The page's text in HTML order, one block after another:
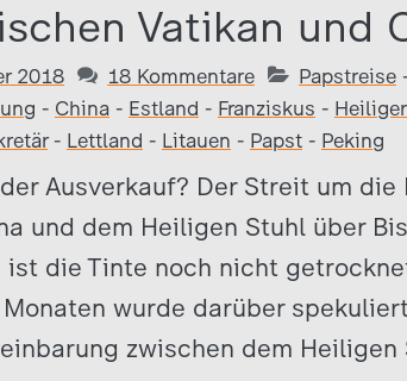
Vatikan und
2018 18 Kommentare Papstreise
- China - Estland - Franziskus -
- Lettland - Litauen - Papst - Peking
Ausverkauf? Der Streit um
und dem Heiligen Stuhl über
ist die Tinte noch nicht
wurde darüber
zwischen dem